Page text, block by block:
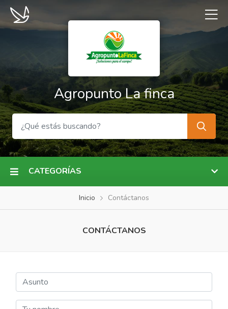
Agropunto La finca
CATEGORÍAS
Inicio Contáctanos
CONTÁCTANOS